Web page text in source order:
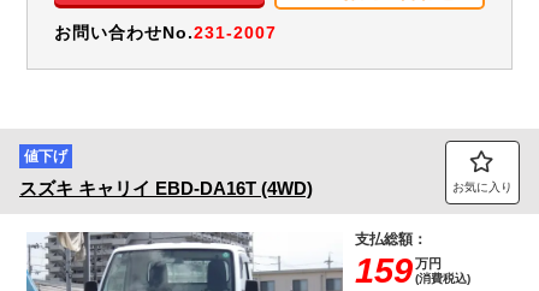
お問い合わせNo.231-2007
値下げ
スズキ キャリイ EBD-DA16T (4WD) お気に入り
支払総額：
159万円
(消費税込)